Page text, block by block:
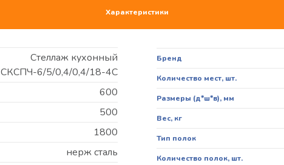
Характеристики
Стеллаж кухонный
СКСПЧ-6/5/0,4/0,4/18-4С
600
500
1800
нерж сталь
Бренд
Количество мест, шт.
Размеры (д*ш*в), мм
Вес, кг
Тип полок
Количество полок, шт.